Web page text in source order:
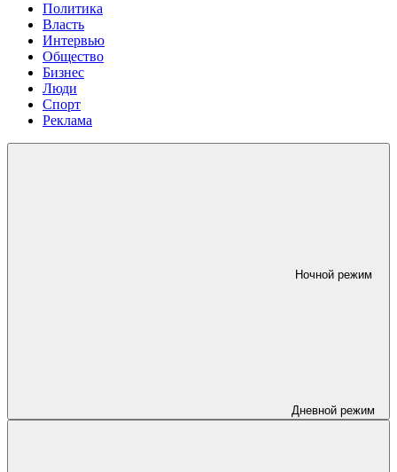
Политика
Власть
Интервью
Общество
Бизнес
Люди
Спорт
Реклама
Ночной режим
Дневной режим